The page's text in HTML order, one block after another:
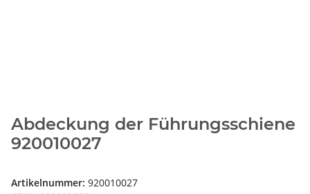
Abdeckung der Führungsschiene
920010027
Artikelnummer: 920010027